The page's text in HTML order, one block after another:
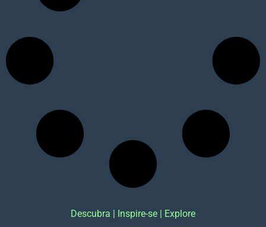
Descubra | Inspire-se | Explore